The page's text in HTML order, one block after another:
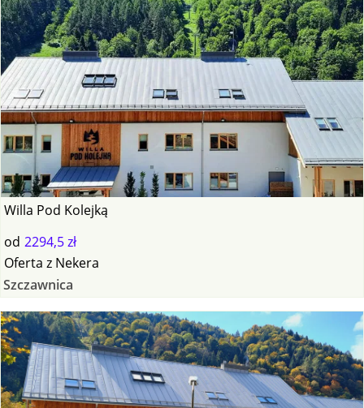
Willa Pod Kolejką
od 2294,5 zł
Oferta z Nekera
Szczawnica